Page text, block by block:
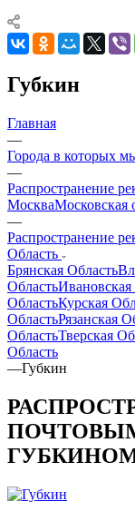
Губкин
Главная
—
Города в которых
—
Распространение
МоскваМосковская
—
Распространение
Область
Брянская Область
ОбластьИвановская
ОбластьКурская
ОбластьРязанская
ОбластьТверская
Область
—Губкин